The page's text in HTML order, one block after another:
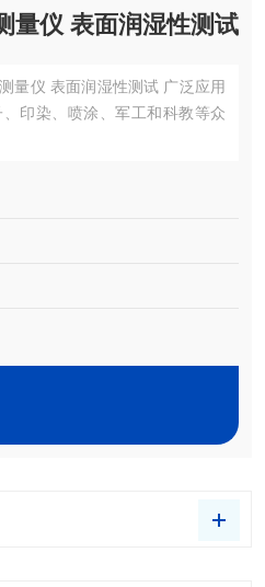
量仪 表面润湿性测试
量仪 表面润湿性测试 广泛应用
印染、喷涂、军工和科教等众